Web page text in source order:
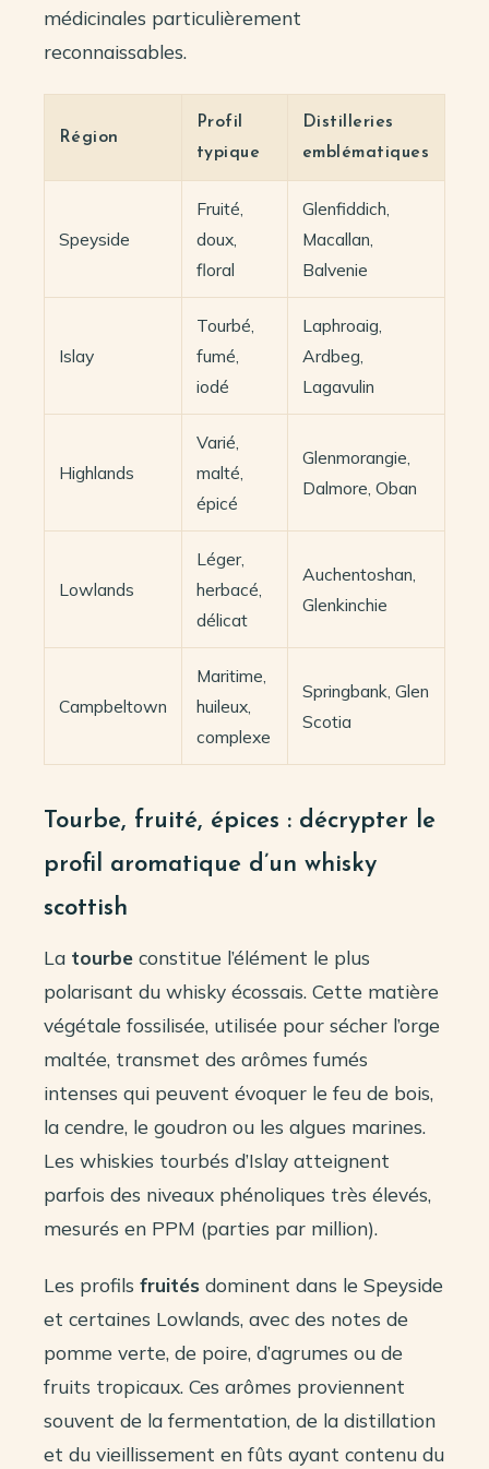
médicinales particulièrement
reconnaissables.
Région
Profil
typique
Distilleries
emblématiques
Speyside
Fruité,
doux,
floral
Glenfiddich,
Macallan,
Balvenie
Islay
Tourbé,
fumé,
iodé
Laphroaig,
Ardbeg,
Lagavulin
Highlands
Varié,
malté,
épicé
Glenmorangie,
Dalmore, Oban
Lowlands
Léger,
herbacé,
délicat
Auchentoshan,
Glenkinchie
Campbeltown
Maritime,
huileux,
complexe
Springbank, Glen
Scotia
Tourbe, fruité, épices : décrypter le
profil aromatique d’un whisky
scottish
La tourbe constitue l’élément le plus
polarisant du whisky écossais. Cette matière
végétale fossilisée, utilisée pour sécher l’orge
maltée, transmet des arômes fumés
intenses qui peuvent évoquer le feu de bois,
la cendre, le goudron ou les algues marines.
Les whiskies tourbés d’Islay atteignent
parfois des niveaux phénoliques très élevés,
mesurés en PPM (parties par million).
Les profils fruités dominent dans le Speyside
et certaines Lowlands, avec des notes de
pomme verte, de poire, d’agrumes ou de
fruits tropicaux. Ces arômes proviennent
souvent de la fermentation, de la distillation
et du vieillissement en fûts ayant contenu du